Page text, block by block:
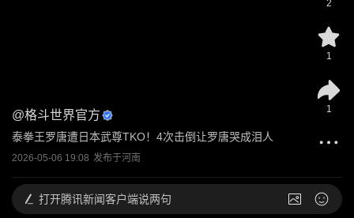
@格斗世界官方
泰拳王罗唐遭日本武尊TKO！4次击倒让罗唐哭成泪人
2026-05-06 19:08 发布于河南
2
1
1
打开腾讯新闻客户端说两句